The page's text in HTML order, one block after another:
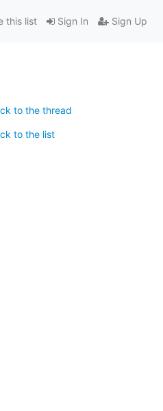
Sign In Sign Up
this list
to the thread
to the list